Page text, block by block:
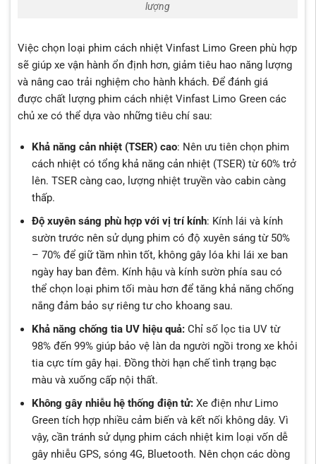
lượng
Việc chọn loại phim cách nhiệt Vinfast Limo Green phù hợp
sẽ giúp xe vận hành ổn định hơn, giảm tiêu hao năng lượng
và nâng cao trải nghiệm cho hành khách. Để đánh giá
được chất lượng phim cách nhiệt Vinfast Limo Green các
chủ xe có thể dựa vào những tiêu chí sau:
Khả năng cản nhiệt (TSER) cao: Nên ưu tiên chọn phim
cách nhiệt có tổng khả năng cản nhiệt (TSER) từ 60% trở
lên. TSER càng cao, lượng nhiệt truyền vào cabin càng
thấp.
Độ xuyên sáng phù hợp với vị trí kính: Kính lái và kính
sườn trước nên sử dụng phim có độ xuyên sáng từ 50%
– 70% để giữ tầm nhìn tốt, không gây lóa khi lái xe ban
ngày hay ban đêm. Kính hậu và kính sườn phía sau có
thể chọn loại phim tối màu hơn để tăng khả năng chống
nắng đảm bảo sự riêng tư cho khoang sau.
Khả năng chống tia UV hiệu quả:Chỉ số lọc tia UV từ
98% đến 99% giúp bảo vệ làn da người ngồi trong xe khỏi
tia cực tím gây hại. Đồng thời hạn chế tình trạng bạc
màu và xuống cấp nội thất.
Không gây nhiễu hệ thống điện tử:Xe điện như Limo
Green tích hợp nhiều cảm biến và kết nối không dây. Vì
vậy, cần tránh sử dụng phim cách nhiệt kim loại vốn dễ
gây nhiễu GPS, sóng 4G, Bluetooth. Nên chọn các dòng